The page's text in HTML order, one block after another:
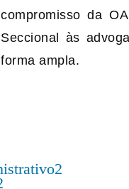
compromisso da
Seccional às
forma ampla.